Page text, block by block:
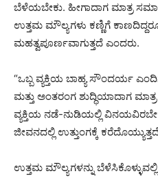
ಬೆಳೆಯಬೇಕು. ಹೀಗಾದಾಗ ಮಾತ್ರ
ಉತ್ತಮ ಮೌಲ್ಯಗಳು ಕಣ್ಣಿಗೆ
ಮಹತ್ವಪೂರ್ಣವಾಗುತ್ತದೆ ಎಂದರು.
“ಒಬ್ಬ ವ್ಯಕ್ತಿಯ ಬಾಹ್ಯ ಸೌಂದರ್ಯ
ಮತ್ತು ಅಂತರಂಗ ಶುದ್ಧಿಯಾದಾಗ
ವ್ಯಕ್ತಿಯ ನಡೆ-ನುಡಿಯಲ್ಲಿ
ಜೀವನದಲ್ಲಿ ಉತ್ತುಂಗಕ್ಕೆ
ಉತ್ತಮ ಮೌಲ್ಯಗಳನ್ನು